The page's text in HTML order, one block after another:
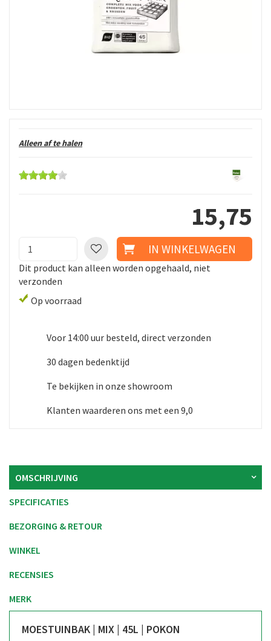
Alleen af te halen
15,75
Dit product kan alleen worden opgehaald, niet
verzonden
Op voorraad
Voor 14:00 uur besteld, direct verzonden
30 dagen bedenktijd
Te bekijken in onze showroom
Klanten waarderen ons met een 9,0
OMSCHRIJVING
SPECIFICATIES
BEZORGING & RETOUR
WINKEL
RECENSIES
MERK
MOESTUINBAK | MIX | 45L | POKON